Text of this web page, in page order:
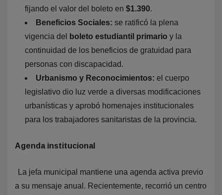
fijando el valor del boleto en $1.390.
Beneficios Sociales: se ratificó la plena
vigencia del
boleto estudiantil primario y la
continuidad de los beneficios de gratuidad para
personas con discapacidad.
Urbanismo y Reconocimientos: el cuerpo
legislativo dio luz verde a diversas modificaciones
urbanísticas y aprobó homenajes institucionales
para los trabajadores sanitaristas de la provincia.
Agenda institucional
La jefa municipal mantiene una agenda activa previo
a su mensaje anual. Recientemente, recorrió un centro